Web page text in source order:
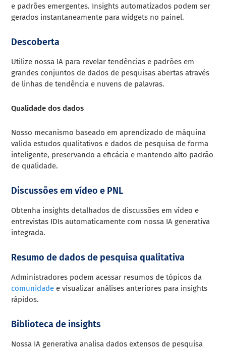
e padrões emergentes. Insights automatizados podem ser
gerados instantaneamente para widgets no painel.
Descoberta
Utilize nossa IA para revelar tendências e padrões em
grandes conjuntos de dados de pesquisas abertas através
de linhas de tendência e nuvens de palavras.
Qualidade dos dados
Nosso mecanismo baseado em aprendizado de máquina
valida estudos qualitativos e dados de pesquisa de forma
inteligente, preservando a eficácia e mantendo alto padrão
de qualidade.
Discussões em vídeo e PNL
Obtenha insights detalhados de discussões em vídeo e
entrevistas IDIs automaticamente com nossa IA generativa
integrada.
Resumo de dados de pesquisa qualitativa
Administradores podem acessar resumos de tópicos da
comunidade e visualizar análises anteriores para insights
rápidos.
Biblioteca de insights
Nossa IA generativa analisa dados extensos de pesquisa